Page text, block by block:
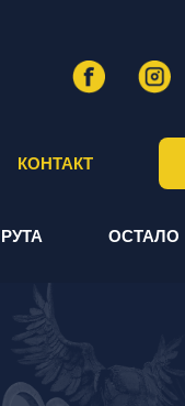
КОНТАКТ
РУТА ОСТАЛО